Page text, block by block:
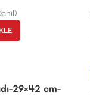
29×42 cm-